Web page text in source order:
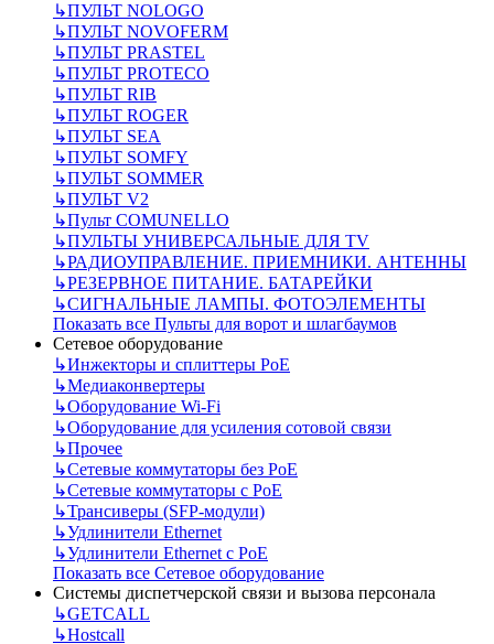
↳ПУЛЬТ NOLOGO
↳ПУЛЬТ NOVOFERM
↳ПУЛЬТ PRASTEL
↳ПУЛЬТ PROTECO
↳ПУЛЬТ RIB
↳ПУЛЬТ ROGER
↳ПУЛЬТ SEA
↳ПУЛЬТ SOMFY
↳ПУЛЬТ SOMMER
↳ПУЛЬТ V2
↳Пульт СOMUNELLO
↳ПУЛЬТЫ УНИВЕРСАЛЬНЫЕ ДЛЯ TV
↳РАДИОУПРАВЛЕНИЕ. ПРИЕМНИКИ. АНТЕННЫ
↳РЕЗЕРВНОЕ ПИТАНИЕ. БАТАРЕЙКИ
↳СИГНАЛЬНЫЕ ЛАМПЫ. ФОТОЭЛЕМЕНТЫ
Показать все Пульты для ворот и шлагбаумов
Сетевое оборудование
↳Инжекторы и сплиттеры РоЕ
↳Медиаконвертеры
↳Оборудование Wi-Fi
↳Оборудование для усиления сотовой связи
↳Прочее
↳Сетевые коммутаторы без РоЕ
↳Сетевые коммутаторы с РоЕ
↳Трансиверы (SFP-модули)
↳Удлинители Ethernet
↳Удлинители Ethernet с PoE
Показать все Сетевое оборудование
Системы диспетчерской связи и вызова персонала
↳GETCALL
↳Hostcall